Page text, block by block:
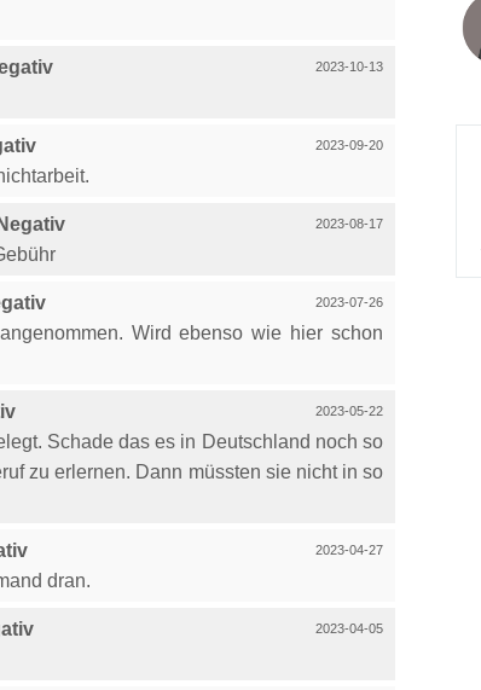
2023-10-13
2023-09-20
2023-08-17
2023-07-26
Wird ebenso wie hier schon
2023-05-22
Schade das es in Deutschland noch so
zu erlernen. Dann müssten sie nicht in so
2023-04-27
dran.
2023-04-05